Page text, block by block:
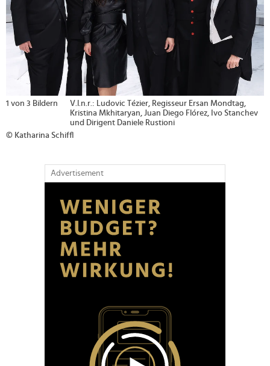
Ludovic Tézier, Regisseur Ersan Mondtag,
Mkhitaryan, Juan Diego Flórez, Ivo Stanchev
Dirigent Daniele Rustioni
2 von 3 Bildern
Advertisement